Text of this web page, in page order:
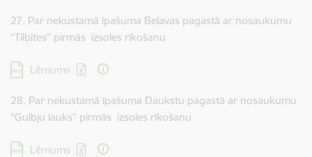
27. Par nekustamā īpašuma Beļavas pagastā ar nosaukumu
“Tilbītes” pirmās izsoles rīkošanu
Lejupielādēt:
Lēmums
28. Par nekustamā īpašuma Daukstu pagastā ar nosaukumu
“Gulbju lauks” pirmās izsoles rīkošanu
Lejupielādēt:
Lēmums